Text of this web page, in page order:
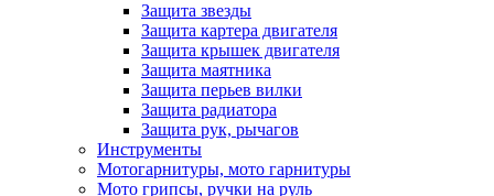
Защита звезды
Защита картера двигателя
Защита крышек двигателя
Защита маятника
Защита перьев вилки
Защита радиатора
Защита рук, рычагов
Инструменты
Мотогарнитуры, мото гарнитуры
Мото грипсы, ручки на руль